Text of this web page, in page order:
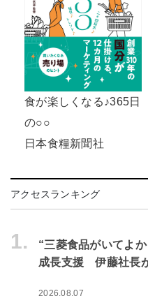
食が楽しくなる♪365日
の○○
日本食糧新聞社
アクセスランキング
1.
“三菱食品がいてよ
成長支援 伊藤社長
2026.08.07